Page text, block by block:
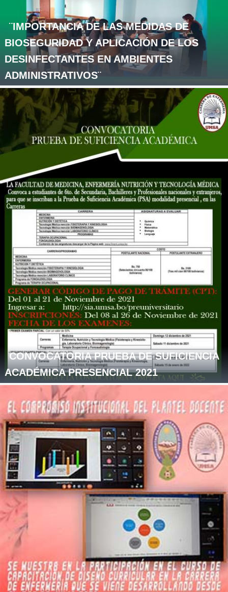
¨IMPORTANCIA DE LAS MEDIDAS DE
BIOSEGURIDAD Y APLICACIÓN DE LOS
DESINFECTANTES EN AMBIENTES
ADMINISTRATIVOS¨
CONVOCATORIA PRUEBA DE SUFICIENCIA
ACADÉMICA PRESENCIAL 2021